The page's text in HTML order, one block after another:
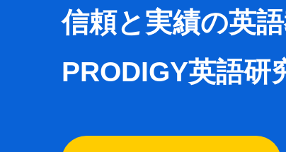
信頼と実績の英
PRODIGY英語研